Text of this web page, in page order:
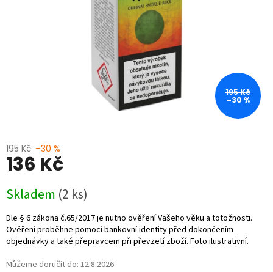
195 Kč
–30 %
195 Kč –30 %
136 Kč
cena:
Skladem (2 ks)
Můžeme doručit do: 12.8.2026